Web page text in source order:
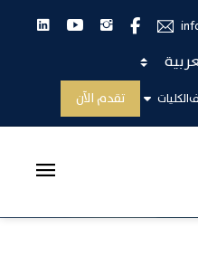
فيس بوكانستجراميوتيوبلينكدان
اللغة
الكليات تقدم الآن
للطالب
للطالب